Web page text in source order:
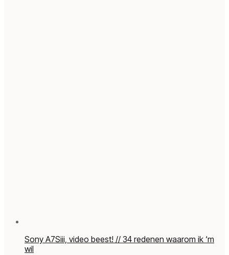
Sony A7Siii, video beest! // 34 redenen waarom ik ‘m
wil